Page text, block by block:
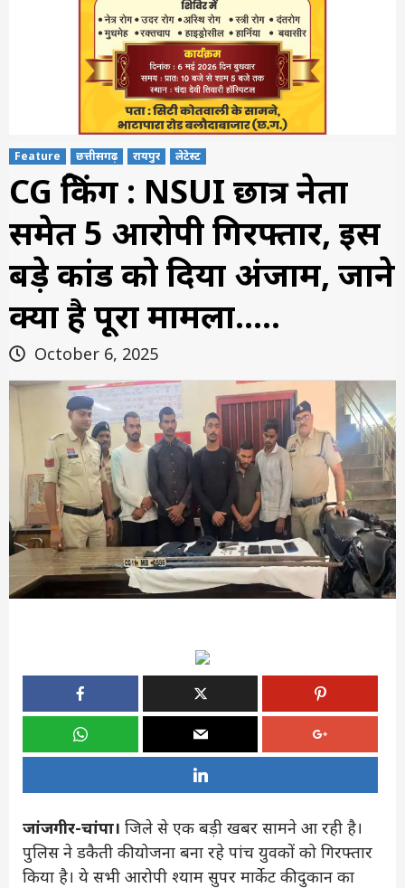
Feature छत्तीसगढ़ रायपुर लेटेस्ट
CG ब्रेकिंग : NSUI छात्र नेता
समेत 5 आरोपी गिरफ्तार, इस
बड़े कांड को दिया अंजाम, जाने
क्या है पूरा मामला…..
October 6, 2025
जांजगीर-चांपा। जिले से एक बड़ी खबर सामने आ रही है।
पुलिस ने डकैती की योजना बना रहे पांच युवकों को गिरफ्तार
किया है। ये सभी आरोपी श्याम सुपर मार्केट की दुकान का